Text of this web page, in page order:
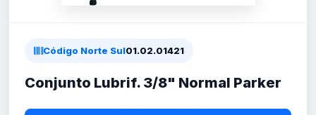
Código Norte Sul01.02.01421
Conjunto Lubrif. 3/8" Normal Parker